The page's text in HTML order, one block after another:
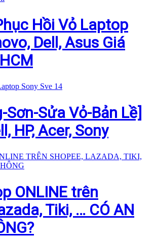
Hồi Vỏ Laptop
Dell, Asus Giá
Sơn-Sửa Vỏ-Bản Lề]
HP, Acer, Sony
ONLINE trên
Tiki, … CÓ AN